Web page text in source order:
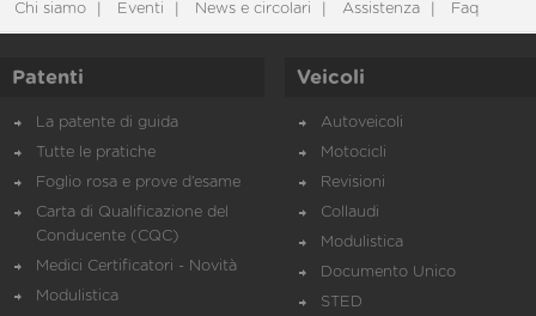
Chi siamo Eventi News e circolari Assistenza Faq
Patenti
La patente di guida
Tutte le pratiche
Foglio rosa e prove d’esame
Carta di Qualificazione del
Conducente (CQC)
Medici Certificatori - Novità
Modulistica
Veicoli
Autoveicoli
Motocicli
Revisioni
Collaudi
Modulistica
Documento Unico
STED